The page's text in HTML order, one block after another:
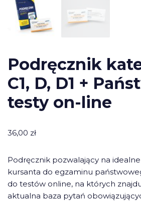
Podręcznik
C1, D, D1 +
testy on-line
36,00 zł
Podręcznik pozwalający na
kursanta do egzaminu
do testów online, na których
aktualna baza pytań